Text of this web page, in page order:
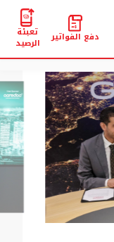
دفع الفواتير تعبئة
الرصيد